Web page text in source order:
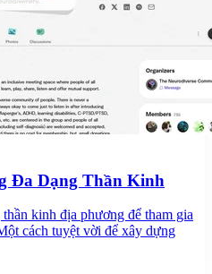
Đa Dạng Thần Kinh
kinh địa phương để tham gia
cách tuyệt vời để xây dựng